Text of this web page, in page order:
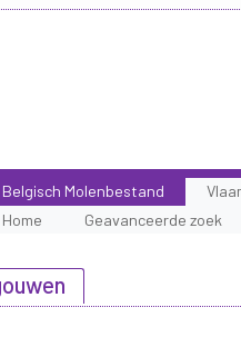
Belgisch Molenbestand
Home
Geavanceerde zoek